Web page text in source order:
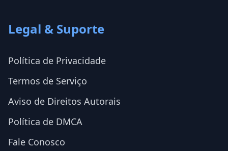
Legal & Suporte
Política de Privacidade
Termos de Serviço
Aviso de Direitos Autorais
Política de DMCA
Fale Conosco